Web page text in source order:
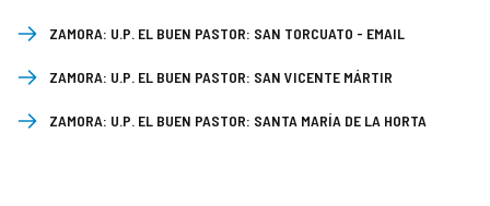
ZAMORA: U.P. EL BUEN PASTOR: SAN TORCUATO - EMAIL
ZAMORA: U.P. EL BUEN PASTOR: SAN VICENTE MÁRTIR
ZAMORA: U.P. EL BUEN PASTOR: SANTA MARÍA DE LA HORTA